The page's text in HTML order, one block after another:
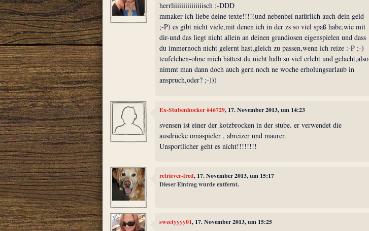
herrliiiiiiiiiiiiiiisch ;-DDD
mmaker-ich liebe deine texte!!!!(und nebenbei natürlich auch dein geld
;-P) es gibt nicht viele,mit denen ich in der zs so viel spaß habe,wie mit
dir-und das liegt nicht allein an deinen grandiosen eigenspielen und dass
du immernoch nicht gelernt hast,gleich zu passen,wenn ich reize :-P ;-)
teufelchen-ohne mich hättest du nicht halb so viel erlebt und gelacht,also
nimmt man dann doch auch gern noch ne woche erholungsurlaub in
anspruch,oder? ;-)))
Ex-Stubenhocker #46729, 17. November 2013, um 14:23
svensen ist einer der kotzbrocken in der stube. er verwendet die
ausdrücke omaspieler , abreizer und maurer.
Unsportlicher geht es nicht!!!!!!!!
retriever-fred, 17. November 2013, um 15:17
Dieser Eintrag wurde entfernt.
sweetyyyy01, 17. November 2013, um 15:25